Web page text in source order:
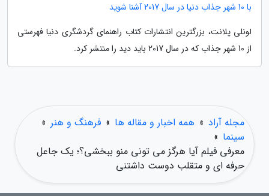
با 10 شهر جذاب دنیا در سال 2017 آشنا شوید
لونلی پلانت، بزرگترین انتشارات کتاب راهنمای گردشگری دنیا فهرستی
از 10 شهر جذاب که در سال 2017 باید دید را منتشر کرد.
مجله آراد » همه اخبار و مقاله ها » فرهنگ و هنر »
سینما »
معرفی فیلم آیا هرگز می تونی منو ببخشی؟؛ یک جاعل
حرفه ای و متقلب دوست داشتنی